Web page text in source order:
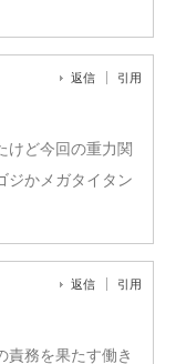
返信 引用
けど今回の重力関
ジかメガタイタン
返信 引用
責務を果たす働き